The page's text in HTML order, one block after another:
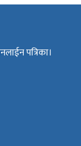
पत्रिका।